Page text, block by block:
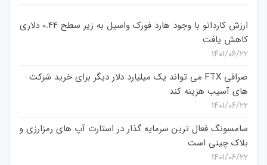
ارزش کاردانو با وجود هارد فورک واسیل به زیر سطح 0.44 دلاری
کاهش یافت
۱۴۰۱/۰۶/۲۲
صرافی FTX می تواند یک میلیارد دلار دیگر برای خرید شرکت
های آسیب هزینه کند
۱۴۰۱/۰۶/۲۲
سامسونگ فعال‌ ترین سرمایه‌ گذار در استارت‌ آپ‌ های رمزارزی و
بلاک چینی است
۱۴۰۱/۰۶/۲۲